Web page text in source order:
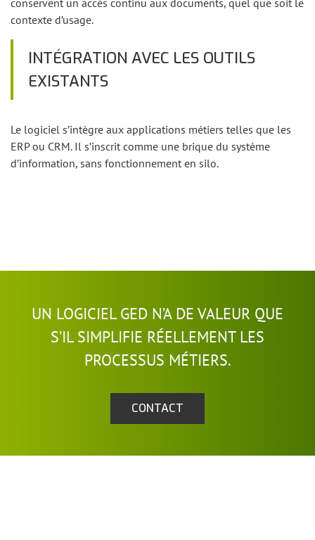
conservent un accès continu aux documents, quel que soit le
contexte d’usage.
INTÉGRATION AVEC LES OUTILS
EXISTANTS
Le logiciel s’intègre aux applications métiers telles que les
ERP ou CRM. Il s’inscrit comme une brique du système
d’information, sans fonctionnement en silo.
UN LOGICIEL GED N’A DE VALEUR QUE
S’IL SIMPLIFIE RÉELLEMENT LES
PROCESSUS MÉTIERS.
CONTACT